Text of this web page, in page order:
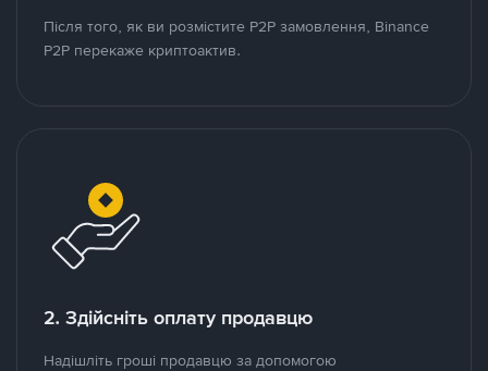
Після того, як ви розмістите P2P замовлення, Binance
P2P перекаже криптоактив.
2. Здійсніть оплату продавцю
Надішліть гроші продавцю за допомогою